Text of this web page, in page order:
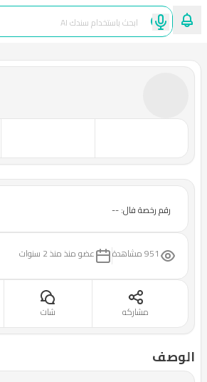
رقم رخصة فال: --
951 مشاهدة عضو منذمنذ 2 سنوات
شات مشاركه
الوصف